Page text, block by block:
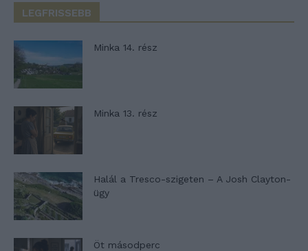
LEGFRISSEBB
Minka 14. rész
Minka 13. rész
Halál a Tresco-szigeten – A Josh Clayton-
ügy
Öt másodperc